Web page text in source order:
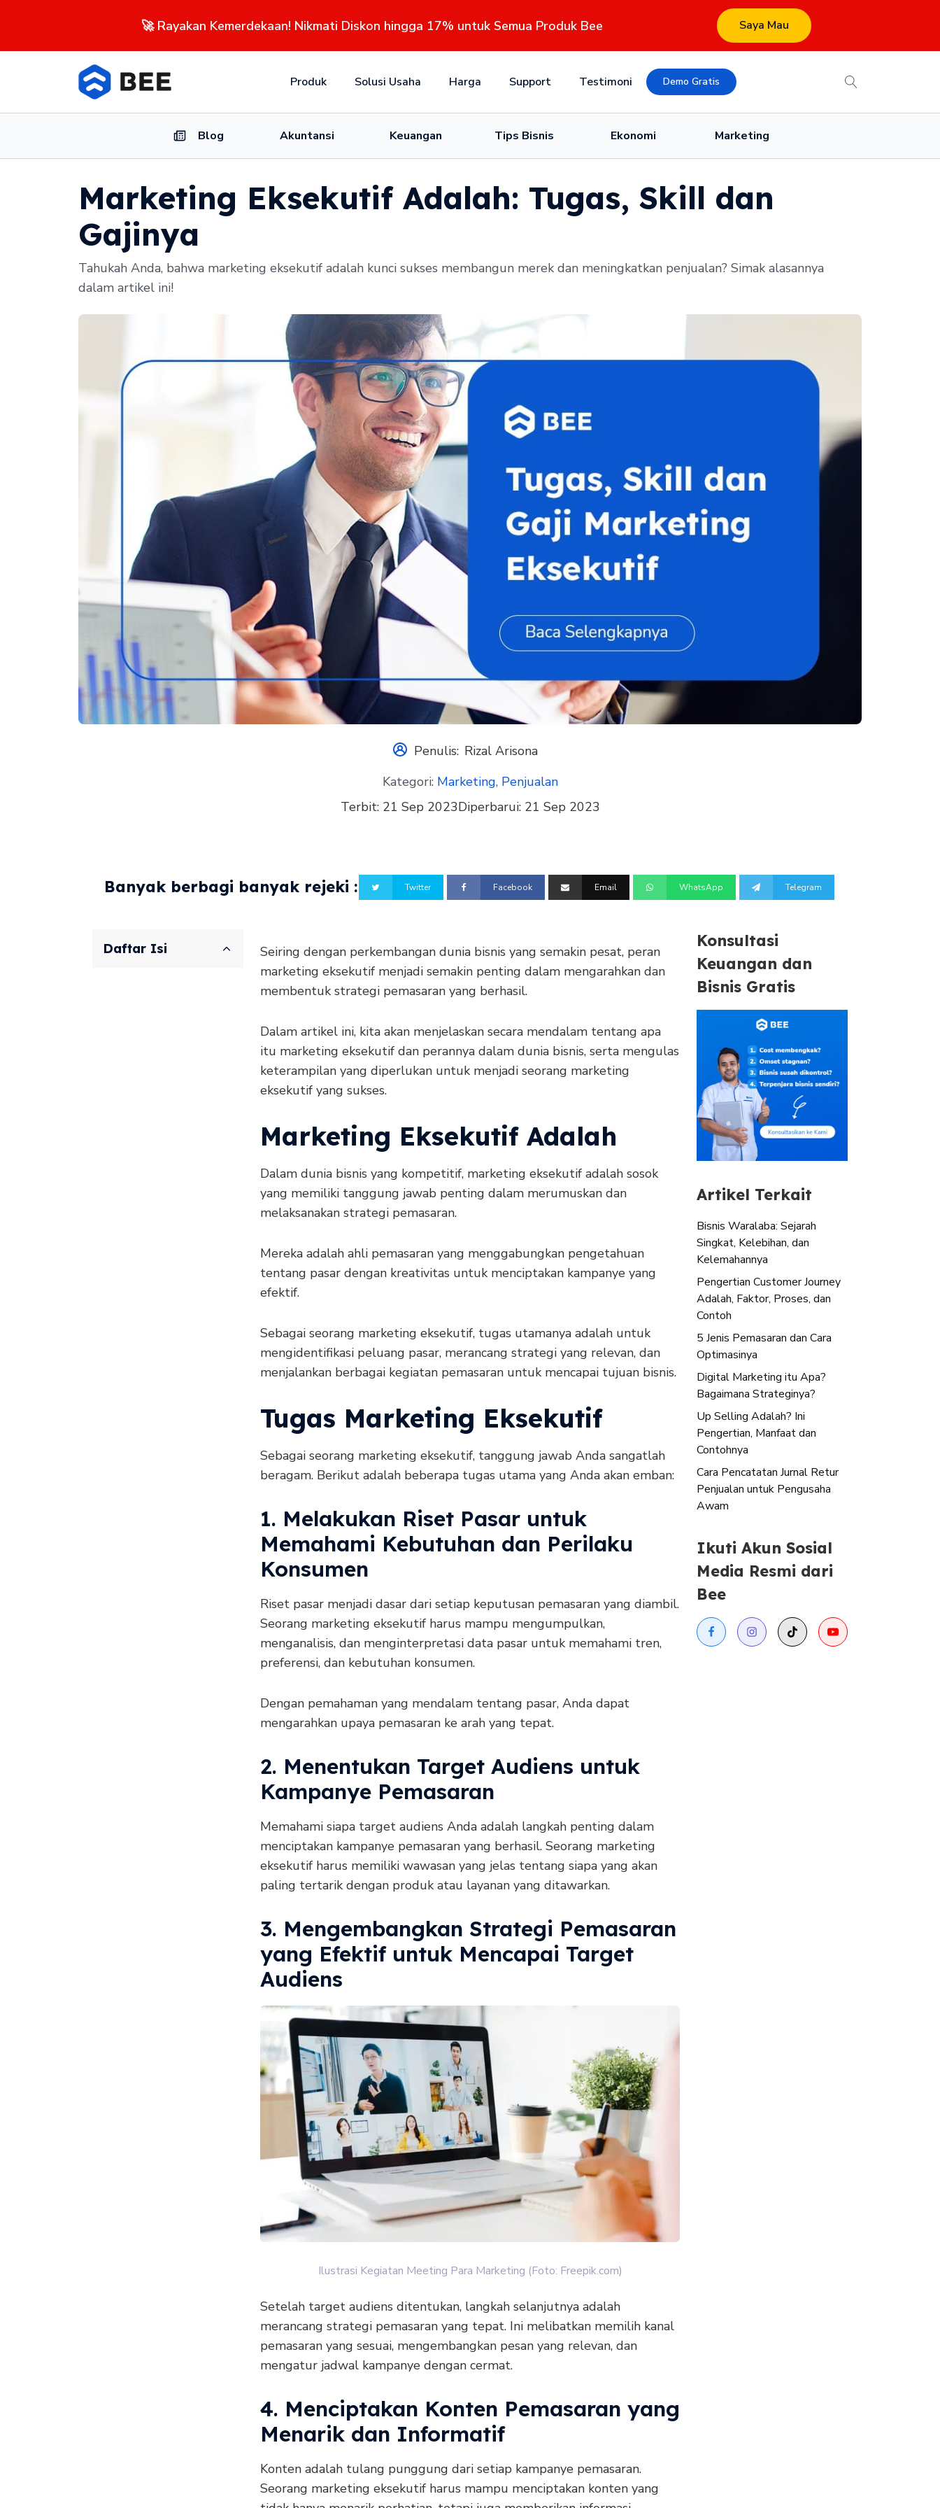
🚀 Rayakan Kemerdekaan! Nikmati Diskon hingga 17% untuk Semua Produk Bee Saya Mau
Produk Solusi Usaha Harga Support Testimoni Demo Gratis
Blog Akuntansi Keuangan Tips Bisnis Ekonomi Marketing
Marketing Eksekutif Adalah: Tugas, Skill dan
Gajinya
Tahukah Anda, bahwa marketing eksekutif adalah kunci sukses membangun merek dan meningkatkan penjualan? Simak alasannya
dalam artikel ini!
Penulis: Rizal Arisona
Kategori: Marketing, Penjualan
Terbit: 21 Sep 2023Diperbarui: 21 Sep 2023
Banyak berbagi banyak rejeki : Twitter Facebook Email WhatsApp Telegram
Daftar Isi
Seiring dengan perkembangan dunia bisnis yang semakin pesat, peran
marketing eksekutif menjadi semakin penting dalam mengarahkan dan
membentuk strategi pemasaran yang berhasil.
Dalam artikel ini, kita akan menjelaskan secara mendalam tentang apa
itu marketing eksekutif dan perannya dalam dunia bisnis, serta mengulas
keterampilan yang diperlukan untuk menjadi seorang marketing
eksekutif yang sukses.
Marketing Eksekutif Adalah
Dalam dunia bisnis yang kompetitif, marketing eksekutif adalah sosok
yang memiliki tanggung jawab penting dalam merumuskan dan
melaksanakan strategi pemasaran.
Mereka adalah ahli pemasaran yang menggabungkan pengetahuan
tentang pasar dengan kreativitas untuk menciptakan kampanye yang
efektif.
Sebagai seorang marketing eksekutif, tugas utamanya adalah untuk
mengidentifikasi peluang pasar, merancang strategi yang relevan, dan
menjalankan berbagai kegiatan pemasaran untuk mencapai tujuan bisnis.
Tugas Marketing Eksekutif
Sebagai seorang marketing eksekutif, tanggung jawab Anda sangatlah
beragam. Berikut adalah beberapa tugas utama yang Anda akan emban:
1. Melakukan Riset Pasar untuk
Memahami Kebutuhan dan Perilaku
Konsumen
Riset pasar menjadi dasar dari setiap keputusan pemasaran yang diambil.
Seorang marketing eksekutif harus mampu mengumpulkan,
menganalisis, dan menginterpretasi data pasar untuk memahami tren,
preferensi, dan kebutuhan konsumen.
Dengan pemahaman yang mendalam tentang pasar, Anda dapat
mengarahkan upaya pemasaran ke arah yang tepat.
2. Menentukan Target Audiens untuk
Kampanye Pemasaran
Memahami siapa target audiens Anda adalah langkah penting dalam
menciptakan kampanye pemasaran yang berhasil. Seorang marketing
eksekutif harus memiliki wawasan yang jelas tentang siapa yang akan
paling tertarik dengan produk atau layanan yang ditawarkan.
3. Mengembangkan Strategi Pemasaran
yang Efektif untuk Mencapai Target
Audiens
Ilustrasi Kegiatan Meeting Para Marketing (Foto: Freepik.com)
Setelah target audiens ditentukan, langkah selanjutnya adalah
merancang strategi pemasaran yang tepat. Ini melibatkan memilih kanal
pemasaran yang sesuai, mengembangkan pesan yang relevan, dan
mengatur jadwal kampanye dengan cermat.
4. Menciptakan Konten Pemasaran yang
Menarik dan Informatif
Konten adalah tulang punggung dari setiap kampanye pemasaran.
Seorang marketing eksekutif harus mampu menciptakan konten yang
Konsultasi
Keuangan dan
Bisnis Gratis
Artikel Terkait
Bisnis Waralaba: Sejarah
Singkat, Kelebihan, dan
Kelemahannya
Pengertian Customer Journey
Adalah, Faktor, Proses, dan
Contoh
5 Jenis Pemasaran dan Cara
Optimasinya
Digital Marketing itu Apa?
Bagaimana Strateginya?
Up Selling Adalah? Ini
Pengertian, Manfaat dan
Contohnya
Cara Pencatatan Jurnal Retur
Penjualan untuk Pengusaha
Awam
Ikuti Akun Sosial
Media Resmi dari
Bee